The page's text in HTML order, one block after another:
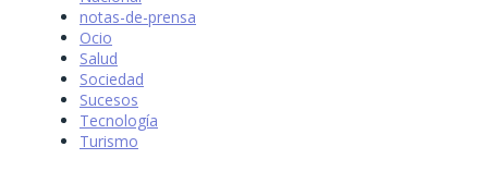
notas-de-prensa
Ocio
Salud
Sociedad
Sucesos
Tecnología
Turismo